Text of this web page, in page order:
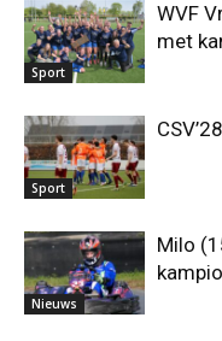
Sport
WVF
met
Sport
Nieuws
Milo